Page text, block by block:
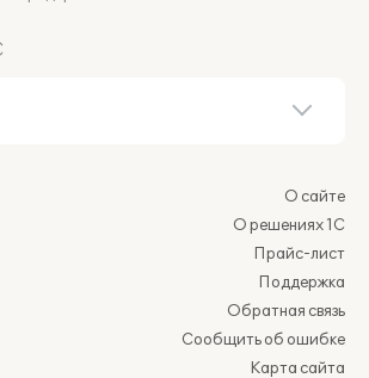
О сайте
О решениях 1С
Прайс-лист
Поддержка
Обратная связь
Сообщить об ошибке
Карта сайта